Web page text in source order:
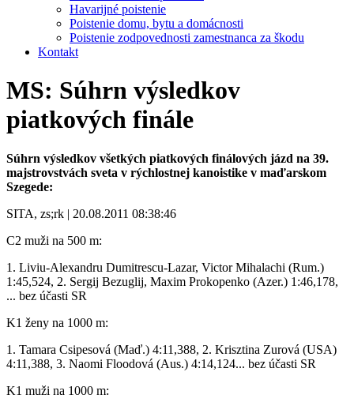
Havarijné poistenie
Poistenie domu, bytu a domácnosti
Poistenie zodpovednosti zamestnanca za škodu
Kontakt
MS: Súhrn výsledkov
piatkových finále
Súhrn výsledkov všetkých piatkových finálových jázd na 39.
majstrovstvách sveta v rýchlostnej kanoistike v maďarskom
Szegede:
SITA, zs;rk | 20.08.2011 08:38:46
C2 muži na 500 m:
1. Liviu-Alexandru Dumitrescu-Lazar, Victor Mihalachi (Rum.)
1:45,524, 2. Sergij Bezuglij, Maxim Prokopenko (Azer.) 1:46,178,
... bez účasti SR
K1 ženy na 1000 m:
1. Tamara Csipesová (Maď.) 4:11,388, 2. Krisztina Zurová (USA)
4:11,388, 3. Naomi Floodová (Aus.) 4:14,124... bez účasti SR
K1 muži na 1000 m: